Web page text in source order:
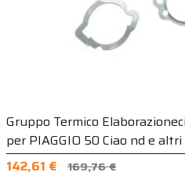
Gruppo Termico
per PIAGGIO 50 Ciao nd e
142,61 €
169,76 €